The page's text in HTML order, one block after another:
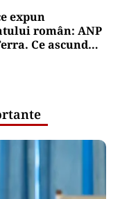
expun
român: ANP
Ce ascund